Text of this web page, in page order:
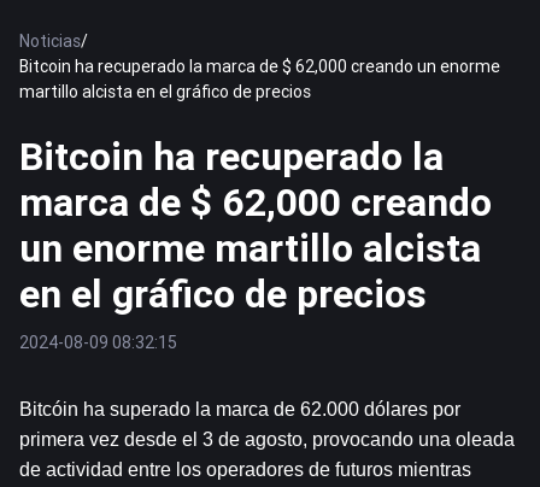
Noticias/
Bitcoin ha recuperado la marca de $ 62,000 creando un enorme
martillo alcista en el gráfico de precios
Bitcoin ha recuperado la
marca de $ 62,000 creando
un enorme martillo alcista
en el gráfico de precios
2024-08-09 08:32:15
Bitcóin ha superado la marca de 62.000 dólares por
primera vez desde el 3 de agosto, provocando una oleada
de actividad entre los operadores de futuros mientras